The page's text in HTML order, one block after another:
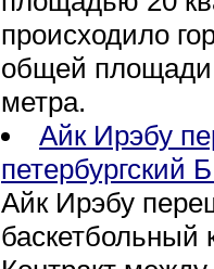
происходило
общей площади
метра.
Айк Ирэбу
петербургский
Айк Ирэбу
баскетбольный